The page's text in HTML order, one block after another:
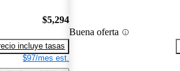
$5,294
incluye tasas
$97/mes est.
Buena oferta